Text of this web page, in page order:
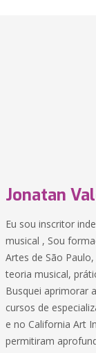
Jonatan
Eu sou inscritor
musical , Sou
Artes de São
teoria musical,
Busquei aprimorar
cursos de
e no California Art
permitiram